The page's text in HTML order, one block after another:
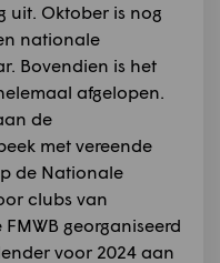
uit. Oktober is nog
nationale
Bovendien is het
afgelopen.
de
met vereende
de Nationale
clubs van
georganiseerd
voor 2024 aan